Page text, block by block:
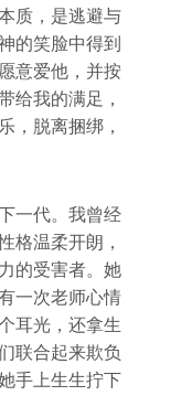
质，是逃避与
的笑脸中得到
意爱他，并按
给我的满足，
，脱离捆绑，
一代。我曾经
格温柔开朗，
的受害者。她
一次老师心情
耳光，还拿生
联合起来欺负
手上生生拧下